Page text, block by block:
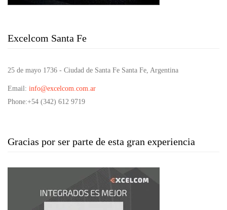
Excelcom Santa Fe
25 de mayo 1736 - Ciudad de Santa Fe Santa Fe, Argentina
Email: info@excelcom.com.ar
Phone:+54 (342) 612 9719
Gracias por ser parte de esta gran experiencia